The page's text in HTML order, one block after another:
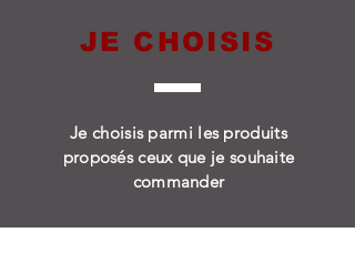
JE CHOISIS
Je choisis parmi les produits
proposés ceux que je souhaite
commander